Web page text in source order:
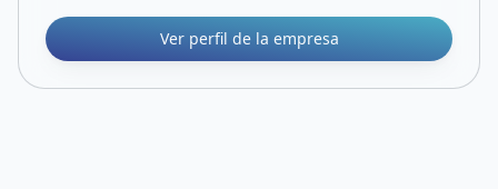
Ver perfil de la empresa